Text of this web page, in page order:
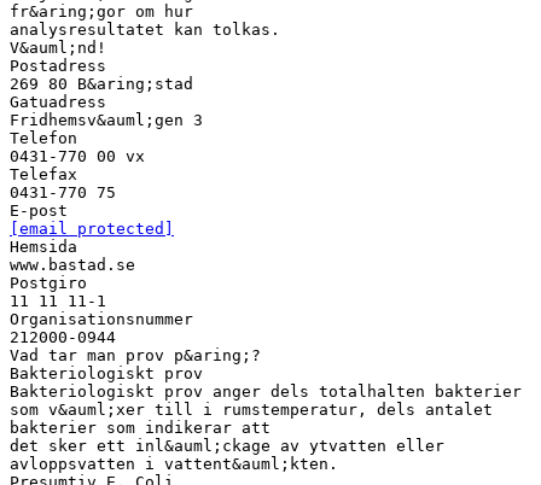
fr&aring;gor om hur
analysresultatet kan tolkas.
V&auml;nd!
Postadress
269 80 B&aring;stad
Gatuadress
Fridhemsv&auml;gen 3
Telefon
0431-770 00 vx
Telefax
0431-770 75
[email protected]
Hemsida
www.bastad.se
Postgiro
11 11 11-1
Organisationsnummer
212000-0944
Vad tar man prov p&aring;?
Bakteriologiskt prov
Bakteriologiskt prov anger dels totalhalten bakterier
som v&auml;xer till i rumstemperatur, dels antalet
bakterier som indikerar att
det sker ett inl&auml;ckage av ytvatten eller
avloppsvatten i vattent&auml;kten.